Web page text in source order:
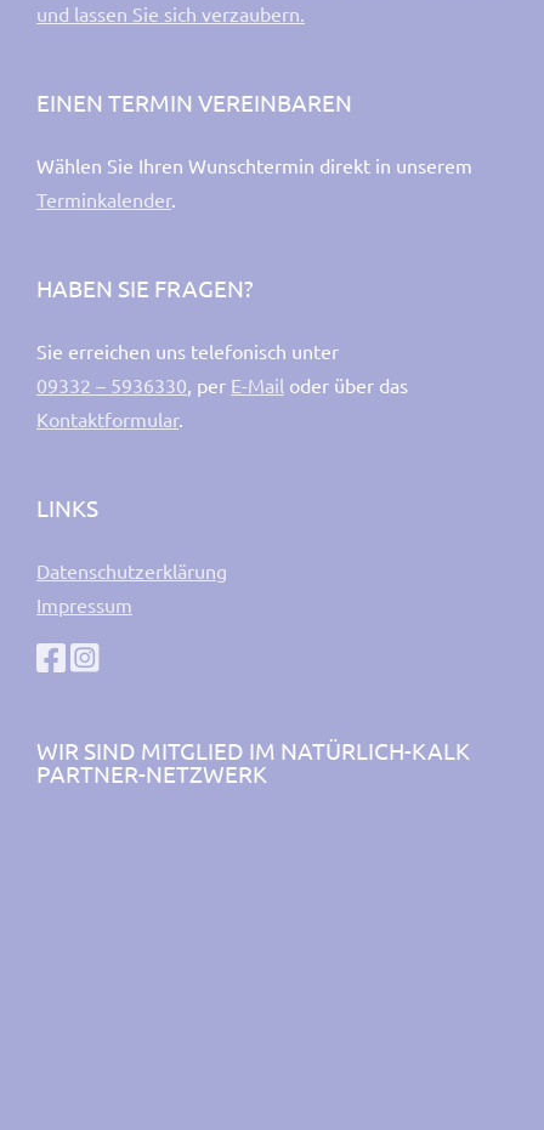
und lassen Sie sich verzaubern.
EINEN TERMIN VEREINBAREN
Wählen Sie Ihren Wunschtermin direkt in unserem
Terminkalender.
HABEN SIE FRAGEN?
Sie erreichen uns telefonisch unter
09332 – 5936330, per E-Mail oder über das
Kontaktformular.
LINKS
Datenschutzerklärung
Impressum
WIR SIND MITGLIED IM NATÜRLICH-KALK
PARTNER-NETZWERK